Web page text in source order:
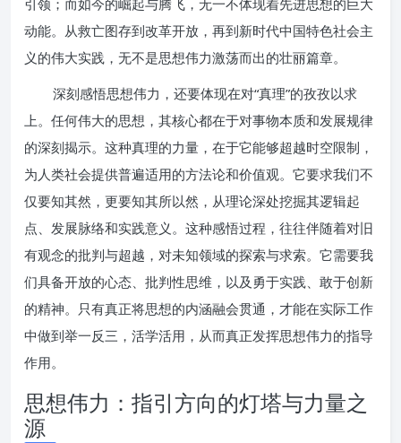
引领；而如今的崛起与腾飞，无一不体现着先进思想的巨大
动能。从救亡图存到改革开放，再到新时代中国特色社会主
义的伟大实践，无不是思想伟力激荡而出的壮丽篇章。
深刻感悟思想伟力，还要体现在对“真理”的孜孜以求
上。任何伟大的思想，其核心都在于对事物本质和发展规律
的深刻揭示。这种真理的力量，在于它能够超越时空限制，
为人类社会提供普遍适用的方法论和价值观。它要求我们不
仅要知其然，更要知其所以然，从理论深处挖掘其逻辑起
点、发展脉络和实践意义。这种感悟过程，往往伴随着对旧
有观念的批判与超越，对未知领域的探索与求索。它需要我
们具备开放的心态、批判性思维，以及勇于实践、敢于创新
的精神。只有真正将思想的内涵融会贯通，才能在实际工作
中做到举一反三，活学活用，从而真正发挥思想伟力的指导
作用。
思想伟力：指引方向的灯塔与力量之
源